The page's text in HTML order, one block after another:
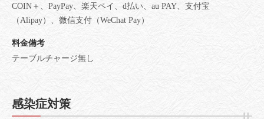
COIN＋、PayPay、楽天ペイ、d払い、au PAY、支付宝
（Alipay）、微信支付（WeChat Pay）
料金備考
テーブルチャージ無し
感染症対策